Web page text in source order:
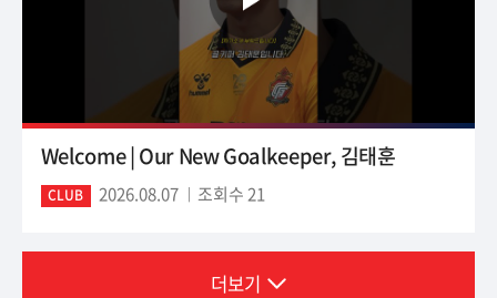
Welcome | Our New Goalkeeper, 김태훈
CLUB 2026.08.07 조회수 21
더보기